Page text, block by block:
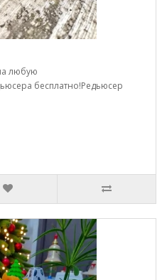
любую
бесплатно!Редьюсер